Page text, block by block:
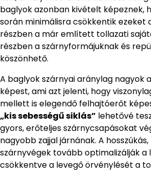
baglyok azonban kivételt képeznek,
során minimálisra csökkentik ezeket
részben a már említett tollazati
részben a szárnyformájuknak és
köszönhető.
A baglyok szárnyai aránylag nagyok
képest, ami azt jelenti, hogy
mellett is elegendő felhajtóerőt
„kis sebességű siklás” lehetővé
gyors, erőteljes szárnycsapásokat
nagyobb zajjal járnának. A
szárnyvégek tovább optimalizálják a
csökkentve a levegő örvénylését a